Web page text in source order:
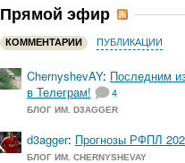
Прямой эфир
КОММЕНТАРИИ ПУБЛИКАЦИИ
ChernyshevAY: Последним
в Телеграм!
4
БЛОГ ИМ. D3AGGER
d3agger: Прогнозы РФПЛ
БЛОГ ИМ. CHERNYSHEVAY